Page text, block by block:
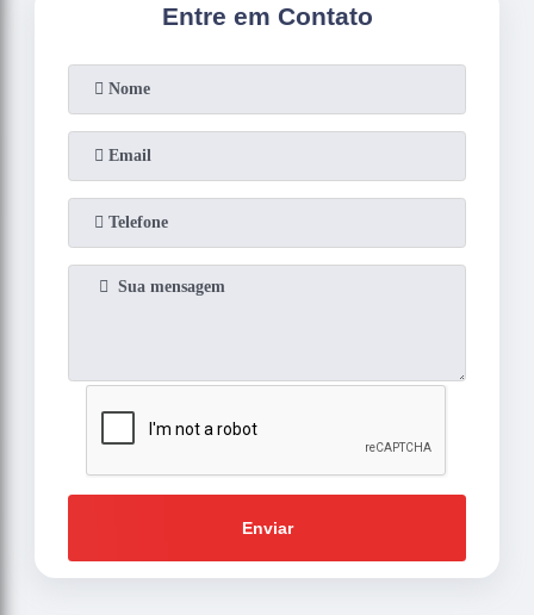
Entre em Contato
Enviar